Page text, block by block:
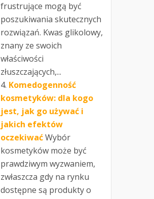
frustrujące mogą być
poszukiwania skutecznych
rozwiązań. Kwas glikolowy,
znany ze swoich
właściwości
złuszczających,...
Komedogenność
kosmetyków: dla kogo
jest, jak go używać i
jakich efektów
oczekiwaćWybór
kosmetyków może być
prawdziwym wyzwaniem,
zwłaszcza gdy na rynku
dostępne są produkty o